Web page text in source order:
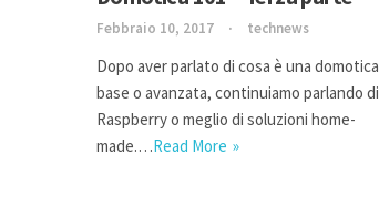
Febbraio 10, 2017 technews
Dopo aver parlato di cosa è una domotica
base o avanzata, continuiamo parlando di
Raspberry o meglio di soluzioni home-
made.…Read More